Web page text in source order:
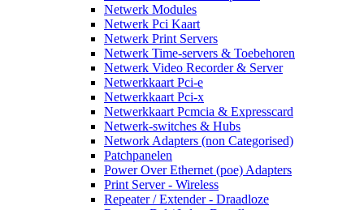
Netwerk Modules
Netwerk Pci Kaart
Netwerk Print Servers
Netwerk Time-servers & Toebehoren
Netwerk Video Recorder & Server
Netwerkkaart Pci-e
Netwerkkaart Pci-x
Netwerkkaart Pcmcia & Expresscard
Netwerk-switches & Hubs
Network Adapters (non Categorised)
Patchpanelen
Power Over Ethernet (poe) Adapters
Print Server - Wireless
Repeater / Extender - Draadloze